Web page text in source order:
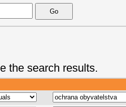
the search results.